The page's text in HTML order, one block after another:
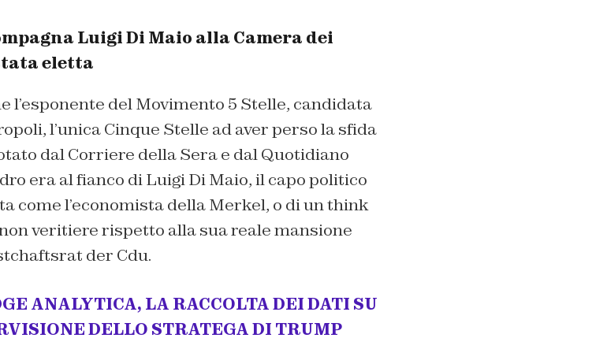
Luigi Di Maio alla Camera dei
eletta
l’esponente del Movimento 5 Stelle, candidata
l’unica Cinque Stelle ad aver perso la sfida
dal Corriere della Sera e dal Quotidiano
era al fianco di Luigi Di Maio, il capo politico
come l’economista della Merkel, o di un think
veritiere rispetto alla sua reale mansione
der Cdu.
ANALYTICA, LA RACCOLTA DEI DATI SU
DELLO STRATEGA DI TRUMP